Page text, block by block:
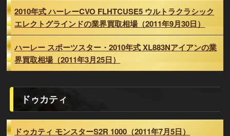
2010年式 ハーレーCVO FLHTCUSE5 ウルトラクラシック
エレクトグラインドの業界買取相場（2011年9月30日）
ハーレー スポーツスター・2010年式 XL883Nアイアンの業
界買取相場（2011年3月25日）
ドゥカティ
ドゥカティ モンスターS2R 1000（2011年7月5日）